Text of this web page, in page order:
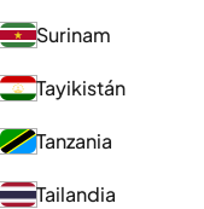
Surinam
Tayikistán
Tanzania
Tailandia